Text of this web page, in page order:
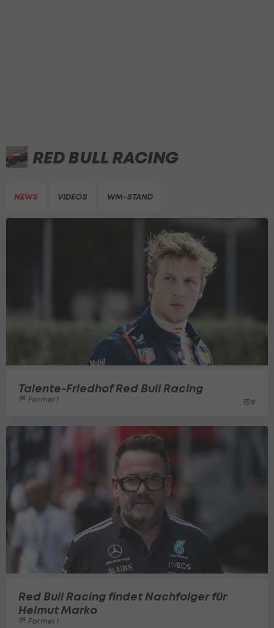
RED BULL RACING
NEWS VIDEOS WM-STAND
Talente-Friedhof Red Bull Racing
Formel 1 9
Red Bull Racing findet Nachfolger für
Helmut Marko
Formel 1